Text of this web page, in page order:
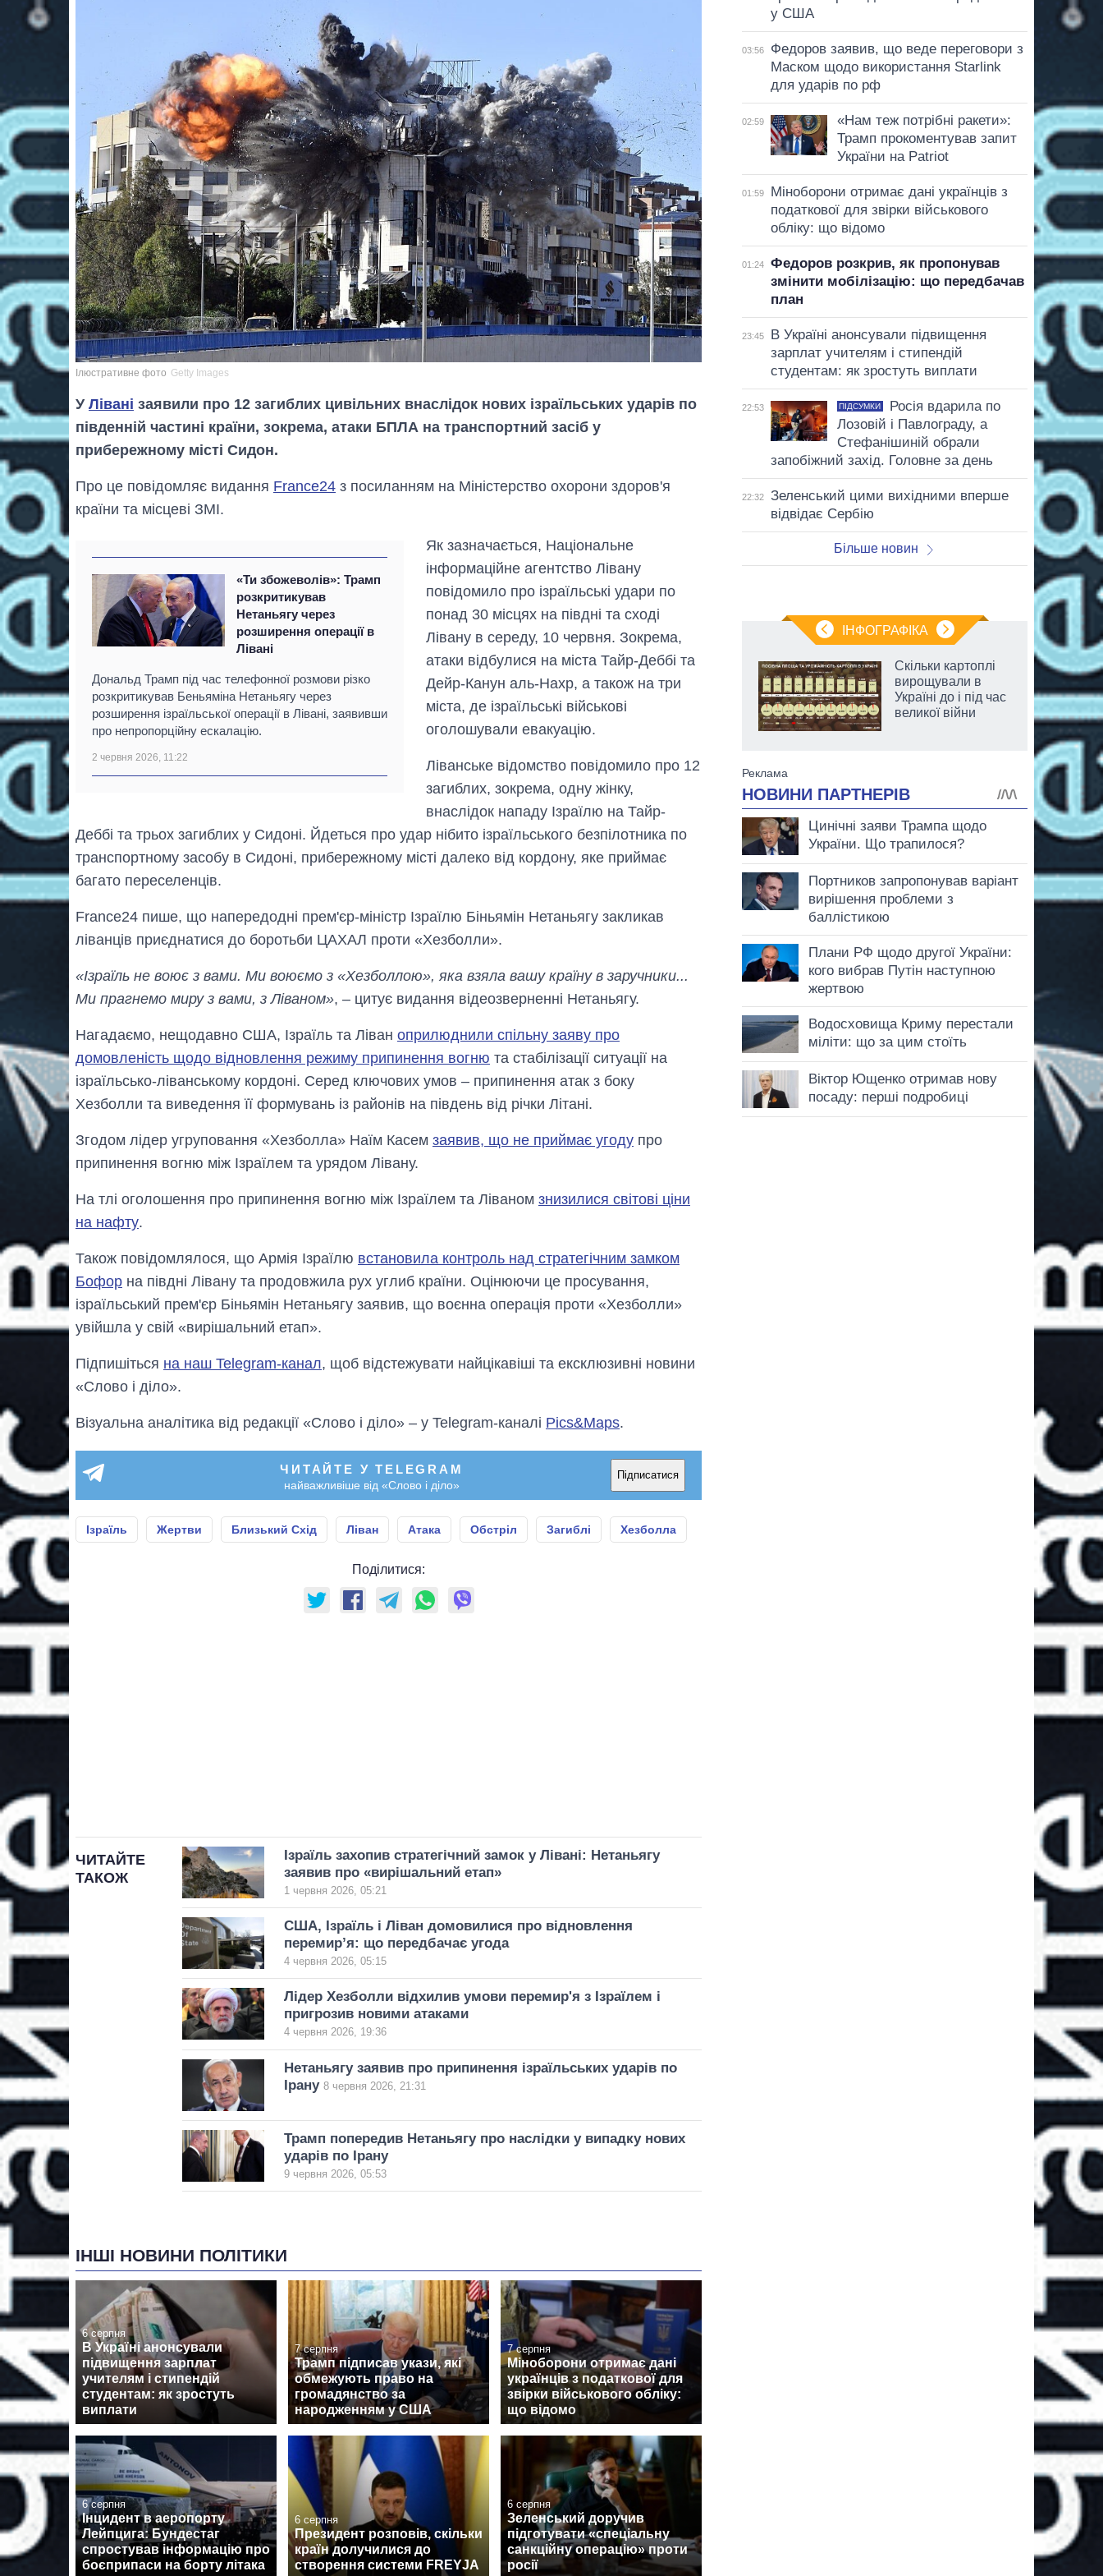
Ілюстративне фото Getty Images
У Лівані заявили про 12 загиблих цивільних внаслідок нових ізраїльських ударів по
південній частині країни, зокрема, атаки БПЛА на транспортний засіб у
прибережному місті Сидон.
Про це повідомляє видання France24 з посиланням на Міністерство охорони здоров'я
країни та місцеві ЗМІ.
«Ти збожеволів»: Трамп
розкритикував
Нетаньягу через
розширення операції в
Лівані
Дональд Трамп під час телефонної розмови різко
розкритикував Беньяміна Нетаньягу через
розширення ізраїльської операції в Лівані, заявивши
про непропорційну ескалацію.
2 червня 2026, 11:22
Як зазначається, Національне
інформаційне агентство Лівану
повідомило про ізраїльські удари по
понад 30 місцях на півдні та сході
Лівану в середу, 10 червня. Зокрема,
атаки відбулися на міста Тайр-Деббі та
Дейр-Канун аль-Нахр, а також на три
міста, де ізраїльські військові
оголошували евакуацію.
Ліванське відомство повідомило про 12
загиблих, зокрема, одну жінку,
внаслідок нападу Ізраїлю на Тайр-
Деббі та трьох загиблих у Сидоні. Йдеться про удар нібито ізраїльського безпілотника по
транспортному засобу в Сидоні, прибережному місті далеко від кордону, яке приймає
багато переселенців.
France24 пише, що напередодні прем'єр-міністр Ізраїлю Біньямін Нетаньягу закликав
ліванців приєднатися до боротьби ЦАХАЛ проти «Хезболли».
«Ізраїль не воює з вами. Ми воюємо з «Хезболлою», яка взяла вашу країну в заручники...
Ми прагнемо миру з вами, з Ліваном», – цитує видання відеозверненні Нетаньягу.
Нагадаємо, нещодавно США, Ізраїль та Ліван оприлюднили спільну заяву про
домовленість щодо відновлення режиму припинення вогню та стабілізації ситуації на
ізраїльсько-ліванському кордоні. Серед ключових умов – припинення атак з боку
Хезболли та виведення її формувань із районів на південь від річки Літані.
Згодом лідер угруповання «Хезболла» Наїм Касем заявив, що не приймає угоду про
припинення вогню між Ізраїлем та урядом Лівану.
На тлі оголошення про припинення вогню між Ізраїлем та Ліваном знизилися світові ціни
на нафту.
Також повідомлялося, що Армія Ізраїлю встановила контроль над стратегічним замком
Бофор на півдні Лівану та продовжила рух углиб країни. Оцінюючи це просування,
ізраїльський прем'єр Біньямін Нетаньягу заявив, що воєнна операція проти «Хезболли»
увійшла у свій «вирішальний етап».
Підпишіться на наш Telegram-канал, щоб відстежувати найцікавіші та ексклюзивні новини
«Слово і діло».
Візуальна аналітика від редакції «Слово і діло» – у Telegram-каналі Pics&Maps.
ЧИТАЙТЕ У TELEGRAM
найважливіше від «Слово і діло»
Підписатися
Ізраїль Жертви Близький Схід Ліван Атака Обстріл Загиблі Хезболла
Поділитися:
ЧИТАЙТЕ
ТАКОЖ
Ізраїль захопив стратегічний замок у Лівані: Нетаньягу
заявив про «вирішальний етап»
1 червня 2026, 05:21
США, Ізраїль і Ліван домовилися про відновлення
перемир’я: що передбачає угода
4 червня 2026, 05:15
Лідер Хезболли відхилив умови перемир'я з Ізраїлем і
пригрозив новими атаками
4 червня 2026, 19:36
Нетаньягу заявив про припинення ізраїльських ударів по
Ірану 8 червня 2026, 21:31
Трамп попередив Нетаньягу про наслідки у випадку нових
ударів по Ірану
9 червня 2026, 05:53
ІНШІ НОВИНИ ПОЛІТИКИ
6 серпня
В Україні анонсували
підвищення зарплат
учителям і стипендій
студентам: як зростуть
виплати
7 серпня
Трамп підписав укази, які
обмежують право на
громадянство за
народженням у США
7 серпня
Міноборони отримає дані
українців з податкової для
звірки військового обліку:
що відомо
6 серпня
Інцидент в аеропорту
Лейпцига: Бундестаг
спростував інформацію про
боєприпаси на борту літака
6 серпня
Президент розповів, скільки
країн долучилися до
створення системи FREYJA
6 серпня
Зеленський доручив
підготувати «спеціальну
санкційну операцію» проти
росії
у США
03:56
Федоров заявив, що веде переговори з
Маском щодо використання Starlink
для ударів по рф
02:59
«Нам теж потрібні ракети»:
Трамп прокоментував запит
України на Patriot
01:59
Міноборони отримає дані українців з
податкової для звірки військового
обліку: що відомо
01:24
Федоров розкрив, як пропонував
змінити мобілізацію: що передбачав
план
23:45
В Україні анонсували підвищення
зарплат учителям і стипендій
студентам: як зростуть виплати
22:53 ПІДСУМКИ
Росія вдарила по
Лозовій і Павлограду, а
Стефанішиній обрали
запобіжний захід. Головне за день
22:32
Зеленський цими вихідними вперше
відвідає Сербію
Більше новин
ІНФОГРАФІКА
Економіка ШІ-
гігантів: скільки
заробляють
Скільки картоплі
вирощували в
Україні до і під час
великої війни